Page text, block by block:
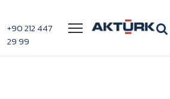
+90 212 447
29 99
Menü